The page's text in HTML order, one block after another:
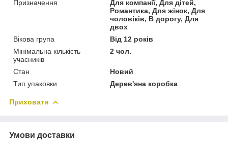
Призначення
Для компанії, Для дітей,
Романтика, Для жінок, Для
чоловіків, В дорогу, Для
двох
Вікова група
Від 12 років
Мінімальна кількість
учасників
2 чол.
Стан
Новий
Тип упаковки
Дерев'яна коробка
Приховати
Умови доставки